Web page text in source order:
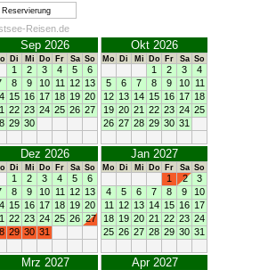
Reservierung
Reisen.de
Sep 2026
Di Mi Do Fr Sa So
1 2 3 4 5
6
8 9 10 11 12 13
15 16 17 18 19 20
22 23 24 25 26 27
29 30
Okt 2026
Mo Di Mi Do Fr Sa So
1 2 3
4
5
6 7 8 9 10 11
12 13 14 15 16 17 18
19 20 21 22 23 24 25
26 27 28 29 30 31
Dez 2026
Di Mi Do Fr Sa So
1 2 3 4 5
6
8 9 10 11 12 13
15 16 17 18 19 20
22 23 24 25 26 27
29 30 31
Jan 2027
Mo Di Mi Do Fr Sa So
1 2
3
4
5 6 7 8 9
10
11
12 13 14 15 16 17
18 19 20 21 22 23 24
25 26 27 28 29 30 31
Mrz 2027 Apr 2027